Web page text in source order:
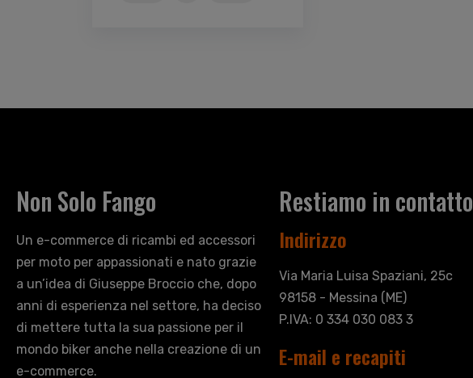
Non Solo Fango
Un e-commerce di ricambi ed accessori
per moto per appassionati e nato grazie
a un’idea di Giuseppe Broccio che, dopo
anni di esperienza nel settore, ha deciso
di mettere tutta la sua passione per il
mondo biker anche nella creazione di un
e-commerce.
Restiamo in contatto
Indirizzo
Via Maria Luisa Spaziani, 25c
98158 - Messina (ME)
P.IVA: 0 334 030 083 3
E-mail e recapiti